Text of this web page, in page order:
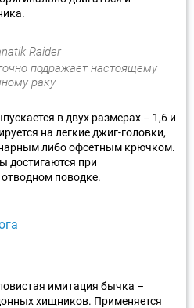
подражает настоящему
раку
в двух размерах – 1,6 и
на легкие джиг-головки,
либо офсетным крючком.
достигаются при
поводке.
имитация бычка –
хищников. Применяется